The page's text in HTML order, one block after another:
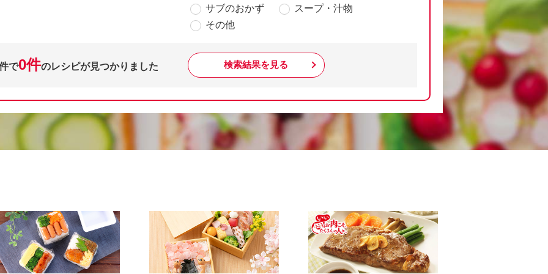
サブのおかず
スープ・汁物
その他
で0件のレシピが見つかりました 検索結果を見る